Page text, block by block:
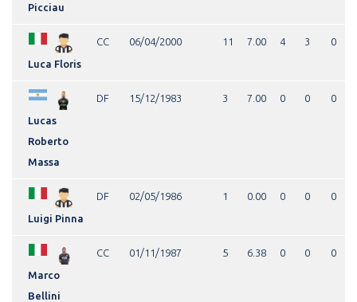
Picciau
Luca Floris
CC 06/04/2000 11 7.00 4 3 0
Lucas
Roberto
Massa
DF 15/12/1983 3 7.00 0 0 0
Luigi Pinna
DF 02/05/1986 1 0.00 0 0 0
Marco
Bellini
CC 01/11/1987 5 6.38 0 0 0